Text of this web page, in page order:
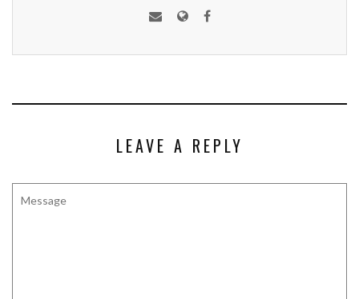
LEAVE A REPLY